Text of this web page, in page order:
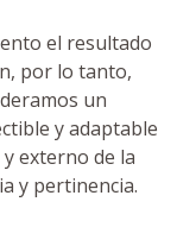
el resultado
por lo tanto,
un
y adaptable
externo de la
y pertinencia.